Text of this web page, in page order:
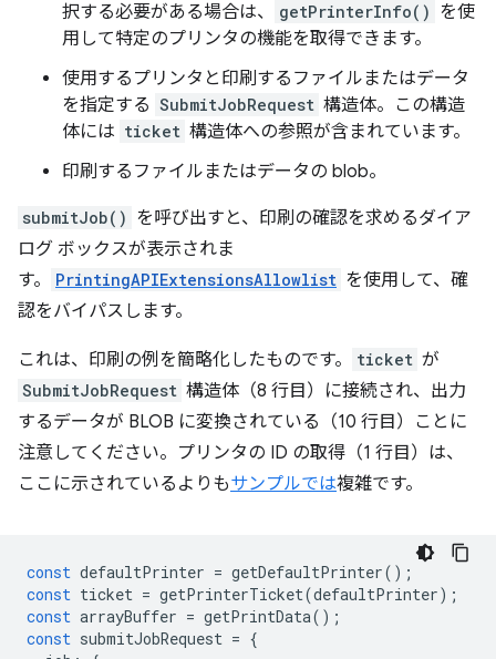
択する必要がある場合は、
getPrinterInfo() を使
用して特定のプリンタの機能を取得できます。
使用するプリンタと印刷するファイルまたはデータ
を指定する SubmitJobRequest 構造体。この構造
体には ticket 構造体への参照が含まれています。
印刷するファイルまたはデータの blob。
submitJob() を呼び出すと、印刷の確認を求めるダイア
ログ ボックスが表示されま
す。
PrintingAPIExtensionsAllowlist を使用して、確
認をバイパスします。
これは、印刷の例を簡略化したものです。 ticket が
SubmitJobRequest 構造体（8 行目）に接続され、出力
するデータが BLOB に変換されている（10 行目）ことに
注意してください。プリンタの ID の取得（1 行目）は、
ここに示されているよりもサンプルでは複雑です。
const defaultPrinter = getDefaultPrinter();
const ticket = getPrinterTicket(defaultPrinter);
const arrayBuffer = getPrintData();
const submitJobRequest = {